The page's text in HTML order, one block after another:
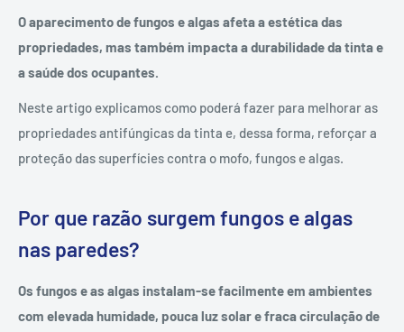
O aparecimento de fungos e algas afeta a estética das
propriedades, mas também impacta a durabilidade da tinta e
a saúde dos ocupantes.
Neste artigo explicamos como poderá fazer para melhorar as
propriedades antifúngicas da tinta e, dessa forma, reforçar a
proteção das superfícies contra o mofo, fungos e algas.
Por que razão surgem fungos e algas
nas paredes?
Os fungos e as algas instalam-se facilmente em ambientes
com elevada humidade, pouca luz solar e fraca circulação de